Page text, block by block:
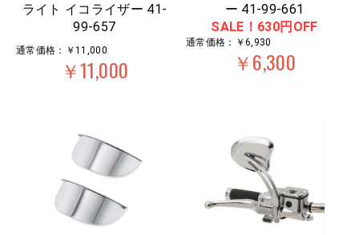
ライト イコライザー 41-
99-657
通常価格：￥11,000
￥11,000
ー 41-99-661
SALE！630円OFF
通常価格：￥6,930
￥6,300